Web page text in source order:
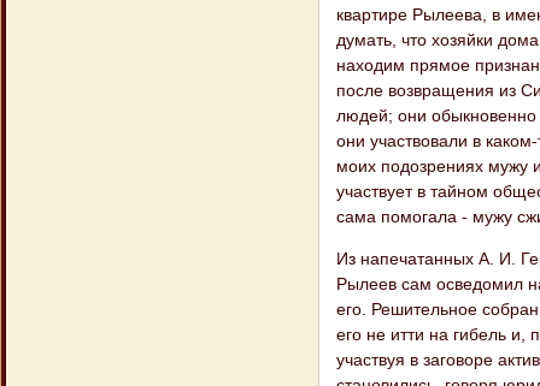
квартире Рылеева, в
думать, что хозяйки
находим прямое
после возвращения из
людей; они обыкновенно
они участвовали в
моих подозрениях мужу
участвует в тайном
сама помогала - мужу
Из напечатанных А. И.
Рылеев сам осведомил
его. Решительное
его не итти на гибель
участвуя в заговоре